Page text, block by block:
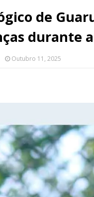
de
durante
Outubro 11, 2025